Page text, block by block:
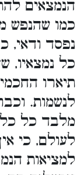
הנמצאים
כמו שהנפש
נפסד ודאי,
כל נמצאיו,
תיארו
לנשמות.
מלבד כל
לעולם, כי
למציאות